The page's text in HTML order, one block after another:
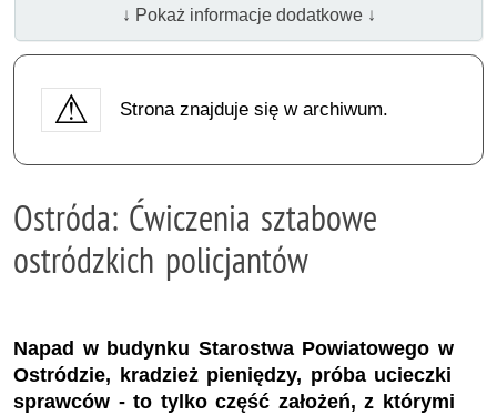
↓ Pokaż informacje dodatkowe ↓
Strona znajduje się w archiwum.
Ostróda: Ćwiczenia sztabowe
ostródzkich policjantów
Napad w budynku Starostwa Powiatowego w
Ostródzie, kradzież pieniędzy, próba ucieczki
sprawców - to tylko część założeń, z którymi